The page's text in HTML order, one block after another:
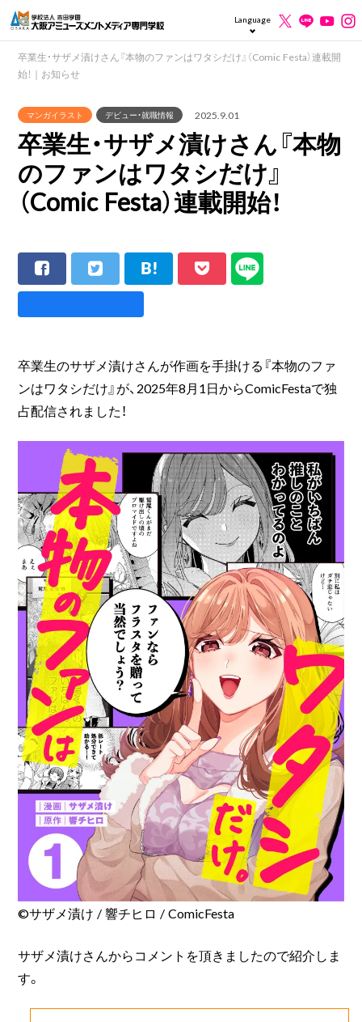
Language
卒業生・サザメ漬けさん『本物のファンはワタシだけ』（Comic Festa）連載開
始！｜お知らせ
マンガイラスト デビュー・就職情報 2025.9.01
卒業生・サザメ漬けさん『本物
のファンはワタシだけ』
（Comic Festa）連載開始！
卒業生のサザメ漬けさんが作画を手掛ける『本物のファ
ンはワタシだけ』が、2025年8月1日からComicFestaで独
占配信されました！
©サザメ漬け / 響チヒロ / ComicFesta
サザメ漬けさんからコメントを頂きましたので紹介しま
す。